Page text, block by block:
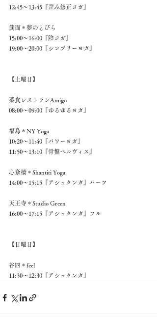
12:45～13:45『歪み修正ヨガ』
箕面＊夢のとびら
15:00～16:00『陰ヨガ』
19:00～20:00『シンプリーヨガ』
【土曜日】
菜食レストランAmigo
08:00～09:00『ゆるゆるヨガ』
福島＊NY Yoga
10:20～11:40『パワーヨガ』
11:50～13:10『骨盤ペルヴィス』
心斎橋＊Shantiti Yoga
14:00～15:15『アシュタンガ』ハーフ
天王寺＊Studio Green
16:00～17:15『アシュタンガ』フル
【日曜日】
谷四＊feel
11:30～12:30『アシュタンガ』